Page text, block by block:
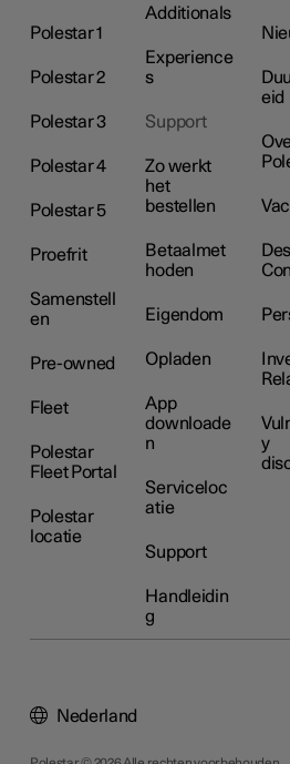
Polestar 1
Polestar 2
Polestar 3
Polestar 4
Polestar 5
Proefrit
Samenstell
en
Pre-owned
Fleet
Polestar
Fleet Portal
Polestar
locatie
Additionals
Experience
s
Support
Zo werkt
het
bestellen
Betaalmet
hoden
Eigendom
Opladen
App
downloade
n
Serviceloc
atie
Support
Handleidin
g
eid
y
Nederland